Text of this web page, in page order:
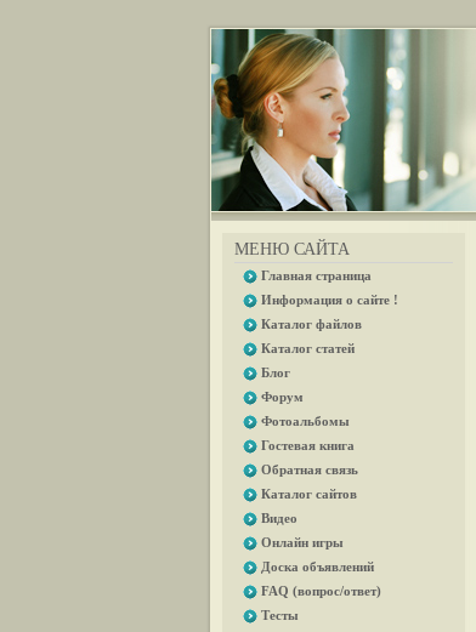
МЕНЮ САЙТА
Главная страница
Информация о сайте !
Каталог файлов
Каталог статей
Блог
Форум
Фотоальбомы
Гостевая книга
Обратная связь
Каталог сайтов
Видео
Онлайн игры
Доска объявлений
FAQ (вопрос/ответ)
Тесты